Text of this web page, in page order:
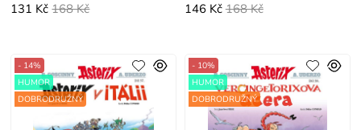
131 Kč 168 Kč
146 Kč 168 Kč
- 14%
HUMOR
DOBRODRUŽNÝ
- 10%
HUMOR
DOBRODRUŽNÝ